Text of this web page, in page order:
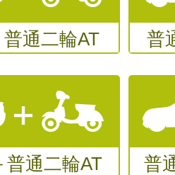
通二輪AT 普
通二輪AT 普